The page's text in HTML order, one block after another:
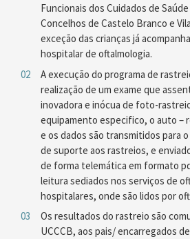
Funcionais dos Cuidados de
Concelhos de Castelo Branco e
exceção das crianças já
hospitalar de oftalmologia.
A execução do programa de
realização de um exame que
inovadora e inócua de foto-
equipamento especifico, o auto –
e os dados são transmitidos para
de suporte aos rastreios, e
de forma telemática em formato
leitura sediados nos serviços de
hospitalares, onde são lidos por
Os resultados do rastreio são
UCCCB, aos pais/ encarregados